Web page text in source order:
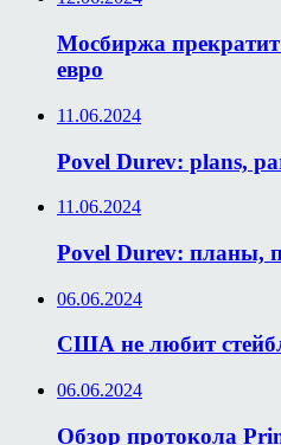
Мосбиржа
евро
11.06.2024
Povel Durev: plans,
11.06.2024
Povel Durev: планы,
06.06.2024
США не любит
06.06.2024
Обзор протокола